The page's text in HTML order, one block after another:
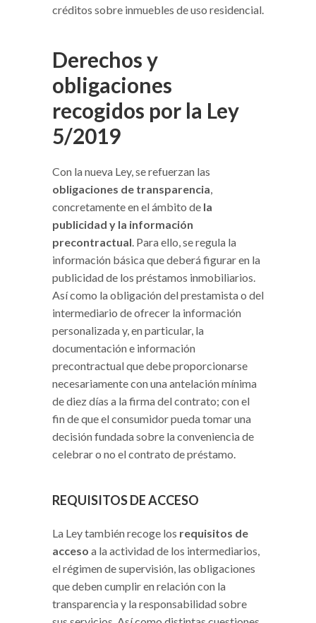
créditos sobre inmuebles de uso residencial.
Derechos y
obligaciones
recogidos por la Ley
5/2019
Con la nueva Ley, se refuerzan las
obligaciones de transparencia,
concretamente en el ámbito de la
publicidad y la información
precontractual. Para ello, se regula la
información básica que deberá figurar en la
publicidad de los préstamos inmobiliarios.
Así como la obligación del prestamista o del
intermediario de ofrecer la información
personalizada y, en particular, la
documentación e información
precontractual que debe proporcionarse
necesariamente con una antelación mínima
de diez días a la firma del contrato; con el
fin de que el consumidor pueda tomar una
decisión fundada sobre la conveniencia de
celebrar o no el contrato de préstamo.
REQUISITOS DE ACCESO
La Ley también recoge los requisitos de
acceso a la actividad de los intermediarios,
el régimen de supervisión, las obligaciones
que deben cumplir en relación con la
transparencia y la responsabilidad sobre